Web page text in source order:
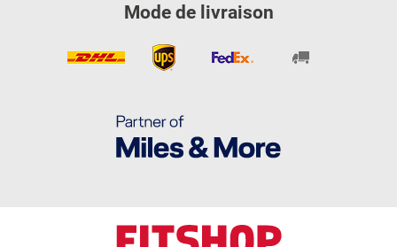
Mode de livraison